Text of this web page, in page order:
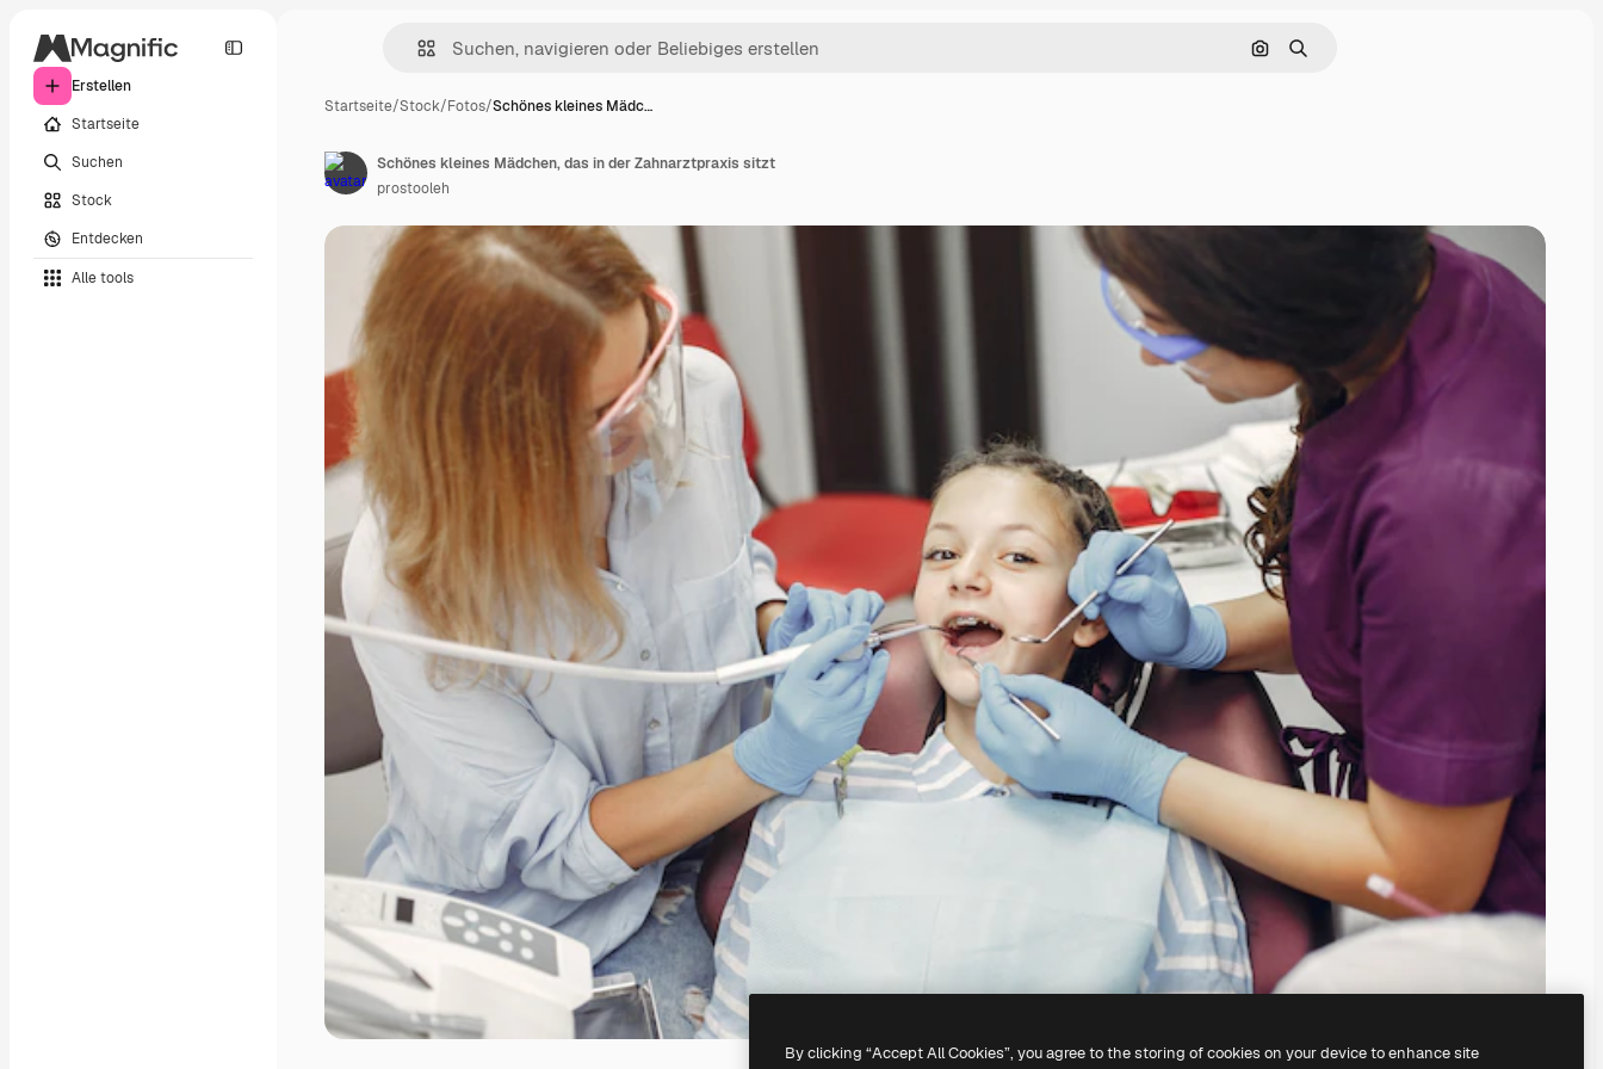
Erstellen
Startseite
Suchen
Stock
Entdecken
Alle tools
Nach Bild suchen
Suchen
Startseite/Stock/Fotos/Schönes kleines Mädc…
Schönes kleines Mädchen, das in der Zahnarztpraxis sitzt
prostooleh
By clicking “Accept All Cookies”, you agree to the storing of cookies on your device to enhance site